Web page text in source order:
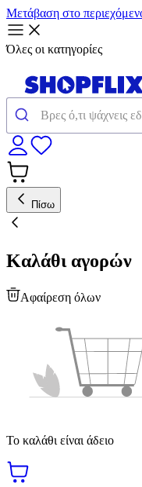
Μετάβαση στο
Όλες οι κατηγορίες
Πίσω
Καλάθι αγορών
Αφαίρεση όλων
Το καλάθι είναι άδειο